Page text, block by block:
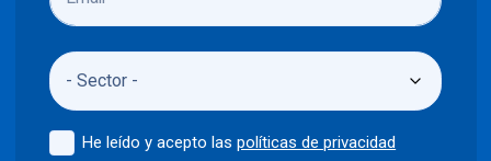
He leído y acepto laspolíticas de privacidad